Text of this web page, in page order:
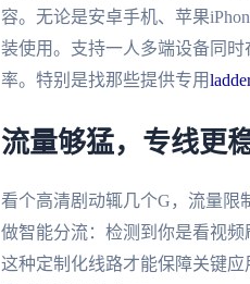
容。无论是安卓手机、苹果
装使用。支持一人多端设备同
率。特别是找那些提供专用
流量够猛，专线更
看个高清剧动辄几个G，流量限
做智能分流：检测到你是看视
这种定制化线路才能保障关键